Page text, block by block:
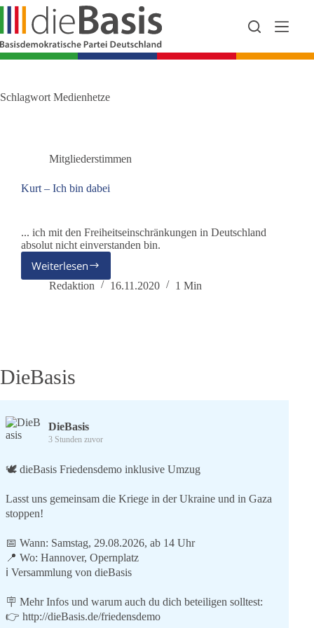
Zum
springen
Schlagwort Medienhetze
Mitgliederstimmen
Kurt – Ich bin dabei
... ich mit den Freiheitseinschränkungen in Deutschland
absolut nicht einverstanden bin.
Weiterlesen
Kurt
–
Redaktion 16.11.2020 1 Min
DieBasis
DieBasis
3 Stunden zuvor
🕊 dieBasis Friedensdemo inklusive Umzug
Lasst uns gemeinsam die Kriege in der Ukraine und in Gaza
stoppen!
📅 Wann: Samstag, 29.08.2026, ab 14 Uhr
📍 Wo: Hannover, Opernplatz
ℹ️ Versammlung von dieBasis
🪧 Mehr Infos und warum auch du dich beteiligen solltest:
👉 http://dieBasis.de/friedensdemo